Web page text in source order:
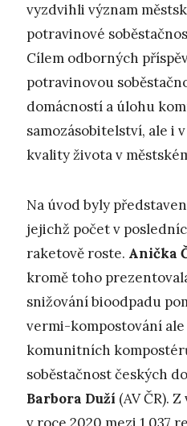
vyzdvihli význam
potravinové
Cílem odborných
potravinovou
domácností a úlohu
samozásobitelství, ale i
kvality života v
Na úvod byly
jejichž počet v
raketově roste. Anička
kromě toho
snižování bioodpadu
vermi-kompostování
komunitních
soběstačnost českých
Barbora Duží (AV ČR).